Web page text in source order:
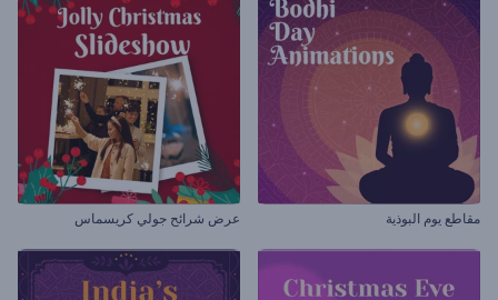
مقاطع يوم البوذية عرض شرائح جولي كريسماس